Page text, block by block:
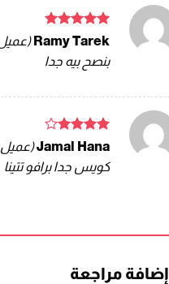
تم التقييم
Ramy Tarek
بنصح بيه جدا
تم
من 5
Jamal Hana
كويس جدا برافو تتينا
إضافة مراجعة